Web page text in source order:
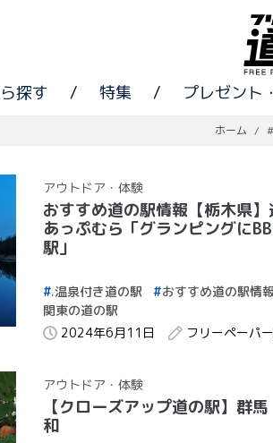
探す / 特集 / プレゼント
ホーム /
アウトドア・体験
おすすめ道の駅情報【栃木県
あっぷむら「グランピングに
駅」
.温泉付き道の駅 おすすめ道の駅情報
関東の道の駅
2024年6月11日
フリーペーパ
アウトドア・体験
【クローズアップ道の駅】群
和